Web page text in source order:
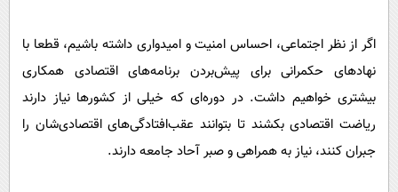
اگر از نظر اجتماعی، احساس امنیت و امیدواری داشته باشیم، قطعا با
نهاد‌های حکمرانی برای پیش‌بردن برنامه‌های اقتصادی همکاری
بیشتری خواهیم داشت. در دوره‌ای که خیلی از کشور‌ها نیاز دارند
ریاضت اقتصادی بکشند تا بتوانند عقب‌افتادگی‌های اقتصادی‌شان را
جبران کنند، نیاز به همراهی و صبر آحاد جامعه دارند.